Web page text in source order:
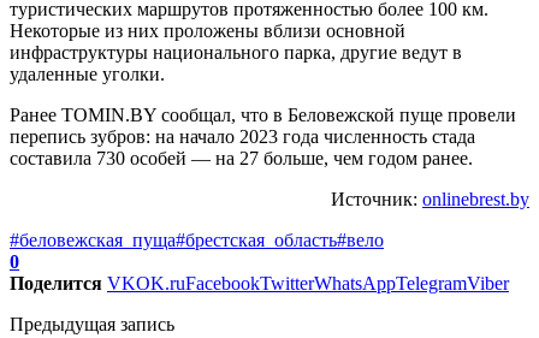
туристических маршрутов протяженностью более 100 км.
Некоторые из них проложены вблизи основной
инфраструктуры национального парка, другие ведут в
удаленные уголки.
Ранее TOMIN.BY сообщал, что в Беловежской пуще провели
перепись зубров: на начало 2023 года численность стада
составила 730 особей — на 27 больше, чем годом ранее.
Источник: onlinebrest.by
#беловежская_пуща#брестская_область#вело
0
Поделится VKOK.ruFacebookTwitterWhatsAppTelegramViber
Предыдущая запись